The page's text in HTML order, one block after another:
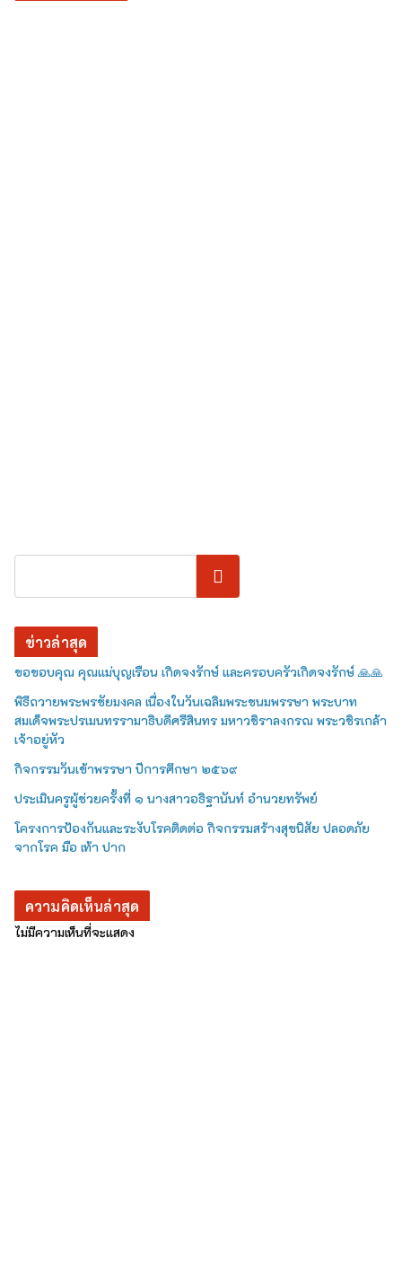
ค้นหา
ข่าวล่าสุด
ขอขอบคุณ คุณแม่บุญเรือน เกิดจงรักษ์ และครอบครัวเกิดจงรักษ์ 🙏🙏
พิธีถวายพระพรชัยมงคล เนื่องในวันเฉลิมพระชนมพรรษา พระบาท
สมเด็จพระปรเมนทรรามาธิบดีศรีสินทร มหาวชิราลงกรณ พระวชิรเกล้า
เจ้าอยู่หัว
กิจกรรมวันเข้าพรรษา ปีการศึกษา ๒๕๖๙
ประเมินครูผู้ช่วยครั้งที่ ๑ นางสาวอธิฐานันท์ อำนวยทรัพย์
โครงการป้องกันและระงับโรคติดต่อ กิจกรรมสร้างสุขนิสัย ปลอดภัย
จากโรค มือ เท้า ปาก
ความคิดเห็นล่าสุด
ไม่มีความเห็นที่จะแสดง